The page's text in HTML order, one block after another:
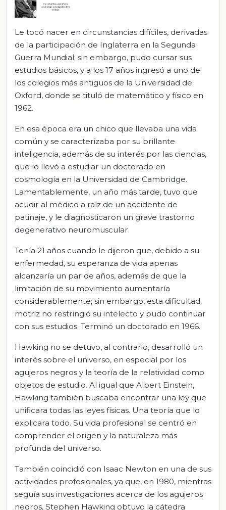
Le tocó nacer en circunstancias difíciles, derivadas
de la participación de Inglaterra en la Segunda
Guerra Mundial; sin embargo, pudo cursar sus
estudios básicos, y a los 17 años ingresó a uno de
los colegios más antiguos de la Universidad de
Oxford, donde se tituló de matemático y físico en
1962.
En esa época era un chico que llevaba una vida
común y se caracterizaba por su brillante
inteligencia, además de su interés por las ciencias,
que lo llevó a estudiar un doctorado en
cosmología en la Universidad de Cambridge.
Lamentablemente, un año más tarde, tuvo que
acudir al médico a raíz de un accidente de
patinaje, y le diagnosticaron un grave trastorno
degenerativo neuromuscular.
Tenía 21 años cuando le dijeron que, debido a su
enfermedad, su esperanza de vida apenas
alcanzaría un par de años, además de que la
limitación de su movimiento aumentaría
considerablemente; sin embargo, esta dificultad
motriz no restringió su intelecto y pudo continuar
con sus estudios. Terminó un doctorado en 1966.
Hawking no se detuvo, al contrario, desarrolló un
interés sobre el universo, en especial por los
agujeros negros y la teoría de la relatividad como
objetos de estudio. Al igual que Albert Einstein,
Hawking también buscaba encontrar una ley que
unificara todas las leyes físicas. Una teoría que lo
explicara todo. Su vida profesional se centró en
comprender el origen y la naturaleza más
profunda del universo.
También coincidió con Isaac Newton en una de sus
actividades profesionales, ya que, en 1980, mientras
seguía sus investigaciones acerca de los agujeros
negros, Stephen Hawking obtuvo la cátedra